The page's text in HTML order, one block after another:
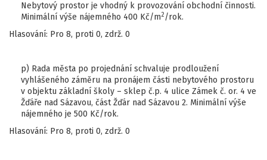
Nebytový prostor je vhodný k provozování obchodní činnosti.
Minimální výše nájemného 400 Kč/m2 /rok.
Hlasování: Pro 8, proti 0, zdrž. 0
p) Rada města po projednání schvaluje prodloužení
vyhlášeného záměru na pronájem části nebytového prostoru
v objektu základní školy – sklep č.p. 4 ulice Zámek č. or. 4 ve
Žďáře nad Sázavou, část Žďár nad Sázavou 2. Minimální výše
nájemného je 500 Kč/rok.
Hlasování: Pro 8, proti 0, zdrž. 0